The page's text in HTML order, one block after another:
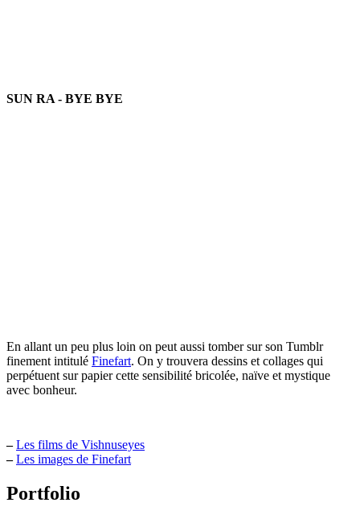
SUN RA - BYE BYE
En allant un peu plus loin on peut aussi tomber sur son Tumblr
finement intitulé Finefart. On y trouvera dessins et collages qui
perpétuent sur papier cette sensibilité bricolée, naïve et mystique
avec bonheur.
– Les films de Vishnuseyes
– Les images de Finefart
Portfolio